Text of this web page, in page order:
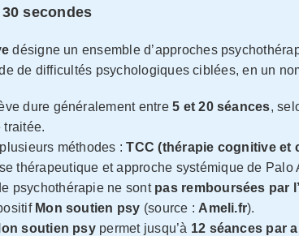
secondes
désigne un ensemble d’approches
de difficultés psychologiques ciblées, en un
dure généralement entre5 et 20 séances,
traitée.
méthodes :TCC (thérapie cognitive et
thérapeutique et approche systémique de Palo
psychothérapie ne sont pas remboursées par
Mon soutien psy (source : Ameli.fr).
soutien psypermet jusqu’à 12 séances par